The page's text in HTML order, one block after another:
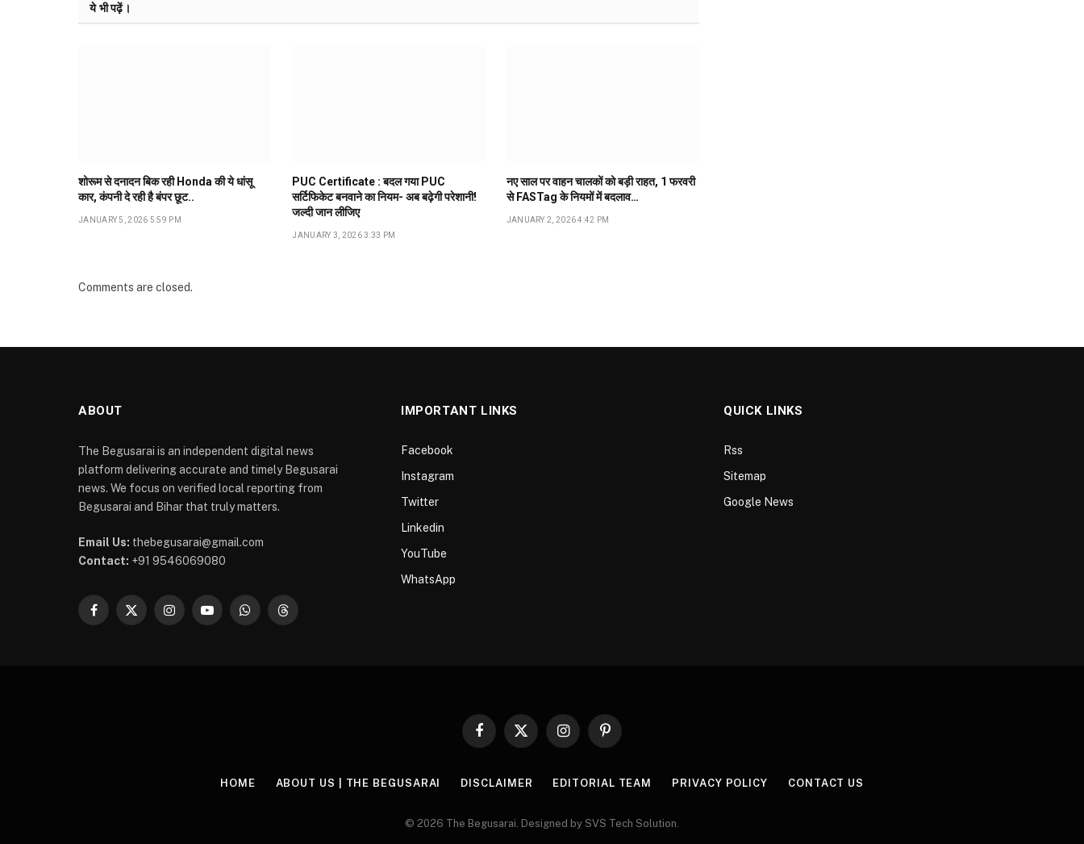
ये भी पढ़ें।
शोरूम से दनादन बिक रही Honda की ये धांसू
कार, कंपनी दे रही है बंपर छूट..
JANUARY 5, 2026 5:59 PM
PUC Certificate : बदल गया PUC
सर्टिफिकेट बनवाने का नियम- अब बढ़ेगी परेशानी!
जल्दी जान लीजिए
JANUARY 3, 2026 3:33 PM
नए साल पर वाहन चालकों को बड़ी राहत, 1 फरवरी
से FASTag के नियमों में बदलाव…
JANUARY 2, 2026 4:42 PM
Comments are closed.
ABOUT
The Begusarai is an independent digital news
platform delivering accurate and timely Begusarai
news. We focus on verified local reporting from
Begusarai and Bihar that truly matters.
Email Us: thebegusarai@gmail.com
Contact: +91 9546069080
Facebook
X
InstagramYouTubeWhatsAppThreads
IMPORTANT LINKS
Facebook
Instagram
Twitter
Linkedin
YouTube
WhatsApp
QUICK LINKS
Rss
Sitemap
Google News
Facebook
X
InstagramPinterest
HOME ABOUT US | THE BEGUSARAI DISCLAIMER EDITORIAL TEAM PRIVACY POLICY CONTACT US
© 2026 The Begusarai. Designed by SVS Tech Solution.